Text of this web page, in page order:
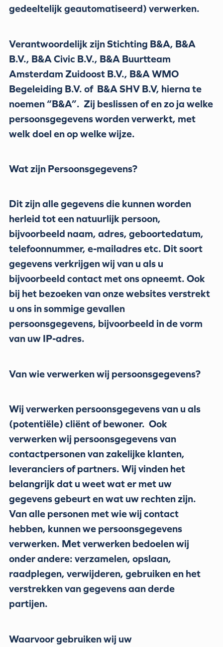
gedeeltelijk geautomatiseerd) verwerken.
Verantwoordelijk zijn Stichting B&A, B&A
B.V., B&A Civic B.V., B&A Buurtteam
Amsterdam Zuidoost B.V., B&A WMO
Begeleiding B.V. of B&A SHV B.V, hierna te
noemen “B&A”. Zij beslissen of en zo ja welke
persoonsgegevens worden verwerkt, met
welk doel en op welke wijze.
Wat zijn Persoonsgegevens?
Dit zijn alle gegevens die kunnen worden
herleid tot een natuurlijk persoon,
bijvoorbeeld naam, adres, geboortedatum,
telefoonnummer, e-mailadres etc. Dit soort
gegevens verkrijgen wij van u als u
bijvoorbeeld contact met ons opneemt. Ook
bij het bezoeken van onze websites verstrekt
u ons in sommige gevallen
persoonsgegevens, bijvoorbeeld in de vorm
van uw IP-adres.
Van wie verwerken wij persoonsgegevens?
Wij verwerken persoonsgegevens van u als
(potentiële) cliënt of bewoner. Ook
verwerken wij persoonsgegevens van
contactpersonen van zakelijke klanten,
leveranciers of partners. Wij vinden het
belangrijk dat u weet wat er met uw
gegevens gebeurt en wat uw rechten zijn.
Van alle personen met wie wij contact
hebben, kunnen we persoonsgegevens
verwerken. Met verwerken bedoelen wij
onder andere: verzamelen, opslaan,
raadplegen, verwijderen, gebruiken en het
verstrekken van gegevens aan derde
partijen.
Waarvoor gebruiken wij uw